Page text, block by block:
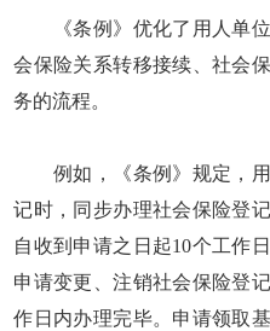
《条例》优化了用人单位
会保险关系转移接续、社会
务的流程。
例如，《条例》规定，用
记时，同步办理社会保险登
自收到申请之日起10个工作
申请变更、注销社会保险登
作日内办理完毕。申请领取